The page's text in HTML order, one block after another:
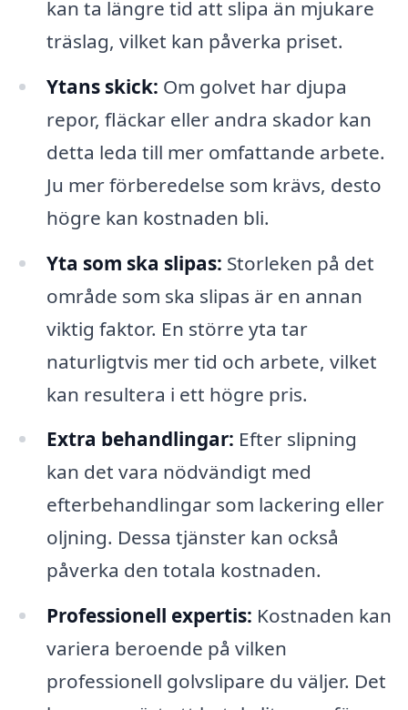
kan ta längre tid att slipa än mjukare
träslag, vilket kan påverka priset.
Ytans skick: Om golvet har djupa
repor, fläckar eller andra skador kan
detta leda till mer omfattande arbete.
Ju mer förberedelse som krävs, desto
högre kan kostnaden bli.
Yta som ska slipas: Storleken på det
område som ska slipas är en annan
viktig faktor. En större yta tar
naturligtvis mer tid och arbete, vilket
kan resultera i ett högre pris.
Extra behandlingar: Efter slipning
kan det vara nödvändigt med
efterbehandlingar som lackering eller
oljning. Dessa tjänster kan också
påverka den totala kostnaden.
Professionell expertis: Kostnaden kan
variera beroende på vilken
professionell golvslipare du väljer. Det